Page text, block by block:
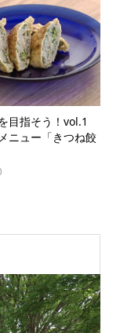
目指そう！vol.1
ニュー「きつね餃